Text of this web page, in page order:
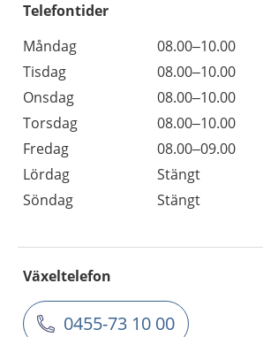
Telefontider
Måndag
08.00–10.00
Tisdag
08.00–10.00
Onsdag
08.00–10.00
Torsdag
08.00–10.00
Fredag
08.00–09.00
Lördag
Stängt
Söndag
Stängt
Växeltelefon
0455-73 10 00